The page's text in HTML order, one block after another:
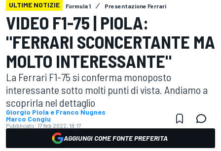
ULTIME NOTIZIE Formula 1 Presentazione Ferrari
VIDEO F1-75 | PIOLA:
"FERRARI SCONCERTANTE MA
MOLTO INTERESSANTE"
La Ferrari F1-75 si conferma monoposto
interessante sotto molti punti di vista. Andiamo a
scoprirla nel dettaglio
Giorgio Piola e Franco Nugnes
Marco Congiu
Pubblicato: 17 feb 2022, 18:17
AGGIUNGI COME FONTE PREFERITA